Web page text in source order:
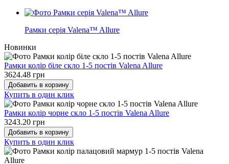
Рамки серія Valena™ Allure
Новинки
Рамки колір біле скло 1-5 постів Valena Allure
3624.48 грн
Добавить в корзину
Купить в один клик
Рамки колір чорне скло 1-5 постів Valena Allure
3243.20 грн
Добавить в корзину
Купить в один клик